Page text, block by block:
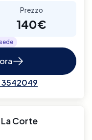
Prezzo
140€
3542049
La Corte